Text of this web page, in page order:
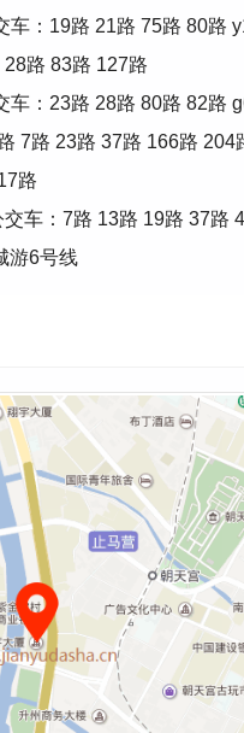
车：19路 21路 75路 80路
路 83路 127路
车：23路 28路 80路 82路
7路 23路 37路 166路 204
路
车：7路 13路 19路 37路
游6号线